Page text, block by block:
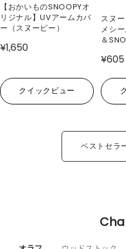
【おかいものSNOOPYオ
リジナル】UVアームカバ
ー（スヌーピー）
¥1,650
クイックビュー
スヌ
メシ
＆
¥605
ベストセラ